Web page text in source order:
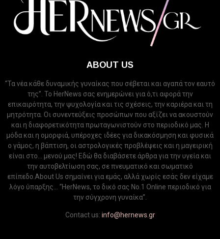
ABOUT US
“Τα νέα κάθε δυναμικής γυναίκας που σέβεται και αγαπά τον εαυτό
της”. Το HerNews σας ενημερώνει για ό,τι αφορά την
επικαιρότητα, την ψυχολογία και τις σχέσεις, την καριέρα και τη
μητρότητα. Οι συνεντεύξεις προσώπων που αξίζει να ακουστούν
και η διαφορετικότητα πρωταγωνιστούν στο περιοδικό μας. Η
μόδα και η ομορφιά, υπέροχες ιδέες για δικακόσμηση και φυσικά
ο γάμος, η βάπτιση, οι αστρολογικές προβλέψεις και η μαγειρική
είναι στο... μενού μας! Εδώ θα διαβάσετε άρθρα για την υγεία και
την αυτοβελτίωση σας, σε πνευματικό και σωματικό
επίπεδο.About Us σημαίνει για εμάς, αλλά χωρίς εσάς δεν είχαμε
λόγο ύπαρξης... “HerNews, το δικό σας Νo.1 Online περιοδικό για
την σύγχρονη γυναίκα”.
Contact us: info@hernews.gr